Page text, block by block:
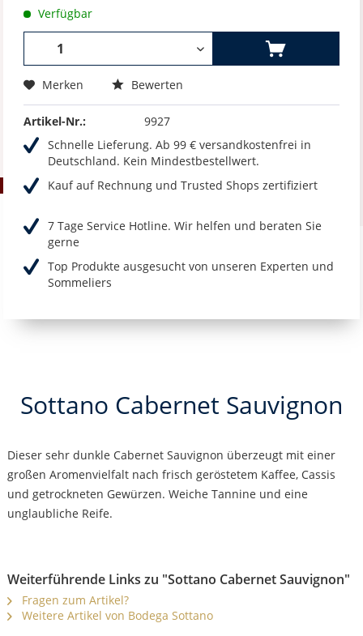
Verfügbar
Merken Bewerten
Artikel-Nr.:
9927
Schnelle Lieferung. Ab 99 € versandkostenfrei in
Deutschland. Kein Mindestbestellwert.
Kauf auf Rechnung und Trusted Shops zertifiziert
7 Tage Service Hotline. Wir helfen und beraten Sie
gerne
Top Produkte ausgesucht von unseren Experten und
Sommeliers
Sottano Cabernet Sauvignon
Dieser sehr dunkle Cabernet Sauvignon überzeugt mit einer
großen Aromenvielfalt nach frisch geröstetem Kaffee, Cassis
und getrockneten Gewürzen. Weiche Tannine und eine
unglaubliche Reife.
Weiterführende Links zu "Sottano Cabernet Sauvignon"
Fragen zum Artikel?
Weitere Artikel von Bodega Sottano